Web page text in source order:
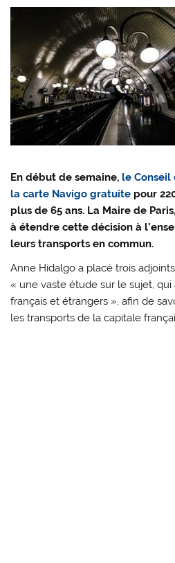
En début de semaine,le Conseil
la carte Navigo gratuite pour
plus de 65 ans. La Maire de
à étendre cette décision à
leurs transports en commun.
Anne Hidalgo a placé trois
« une vaste étude sur le sujet, qui
français et étrangers », afin de
les transports de la capitale